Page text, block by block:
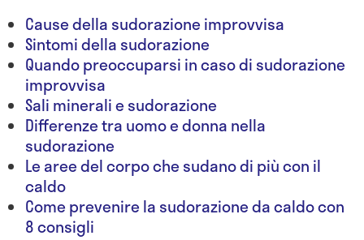
Cause della sudorazione improvvisa
Sintomi della sudorazione
Quando preoccuparsi in caso di sudorazione
improvvisa
Sali minerali e sudorazione
Differenze tra uomo e donna nella
sudorazione
Le aree del corpo che sudano di più con il
caldo
Come prevenire la sudorazione da caldo con
8 consigli